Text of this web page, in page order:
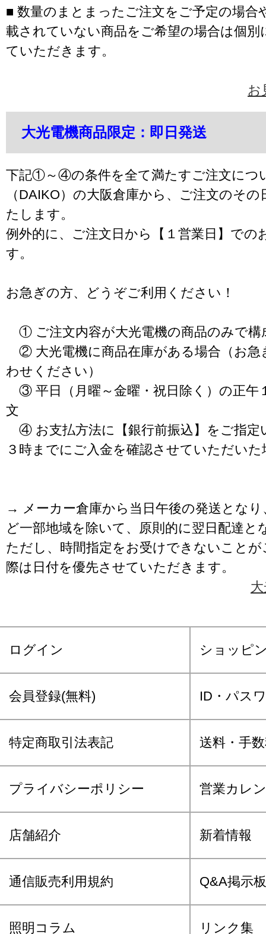
■ 数量のまとまったご注文をご予定の場合
載されていない商品をご希望の場合は個別
ていただきます。
お
大光電機商品限定：即日発送
下記①～④の条件を全て満たすご注文につ
（DAIKO）の大阪倉庫から、ご注文のそ
たします。
例外的に、ご注文日から【１営業日】での
す。
お急ぎの方、どうぞご利用ください！
① ご注文内容が大光電機の商品のみで構
② 大光電機に商品在庫がある場合（お急
わせください）
③ 平日（月曜～金曜・祝日除く）の正午
文
④ お支払方法に【銀行前振込】をご指定
３時までにご入金を確認させていただいた
→ メーカー倉庫から当日午後の発送となり
ど一部地域を除いて、原則的に翌日配達と
ただし、時間指定をお受けできないこと
際は日付を優先させていただきます。
ログイン ショッピ
会員登録(無料) ID・パス
特定商取引法表記 送料・手
プライバシーポリシー 営業カレ
店舗紹介 新着情報
通信販売利用規約 Q&A掲示板
照明コラム リンク集